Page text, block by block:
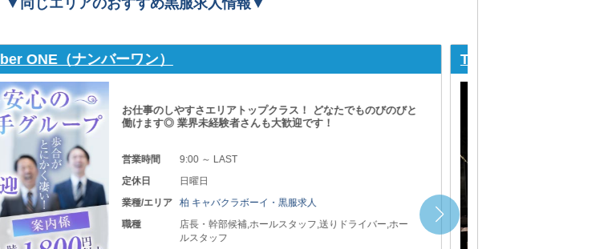
▼同じエリアのおすすめ黒服求人情報▼
あなたの“頑張り次第”では いきなりスピード出世が可能！ 経
験の有無に関係なく 稼ぎたい方は必見です◎
営業時間
20:00 ～ LAST
定休日
年中無休
業種/エリア
柏 キャバクラボーイ・黒服求人
店長・幹部候補,ホールスタッフ